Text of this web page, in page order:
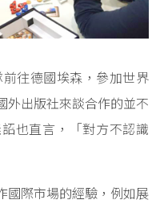
往德國埃森，參加世界
外出版社來談合作的並不
也直言，「對方不認識
國際市場的經驗，例如展